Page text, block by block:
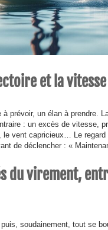
et la
prévoir, un élan à prendre.
: un excès de vitesse,
vent capricieux… Le
de déclencher : «
du virement,
soudainement, tout se